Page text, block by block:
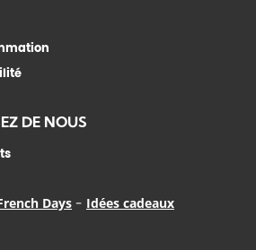
DE NOUS
Days - Idées cadeaux